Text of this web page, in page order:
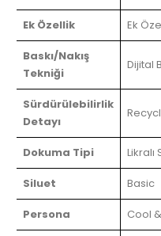
Ek Özellik Ek
Baskı/Nakış
Tekniği
Dijital
Sürdürülebilirlik
Detayı
Dokuma Tipi Likralı
Siluet Basic
Persona Cool